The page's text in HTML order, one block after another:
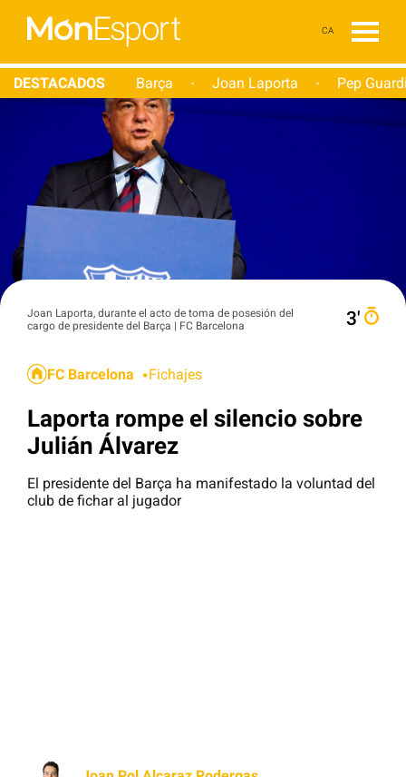
CA
DESTACADOS Barça · Joan Laporta · Pep
Joan Laporta, durante el acto de toma de posesión del
cargo de presidente del Barça | FC Barcelona
3′
FC Barcelona Fichajes
Laporta rompe el silencio sobre
Julián Álvarez
El presidente del Barça ha manifestado la voluntad del
club de fichar al jugador